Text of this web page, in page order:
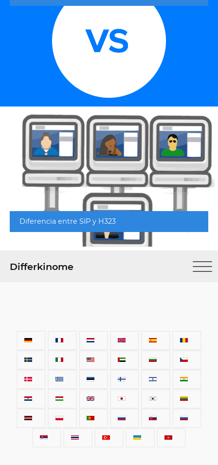
Diferencia entre SIP y H323
Differkinome